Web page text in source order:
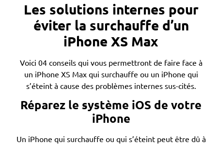
Les solutions internes pour
éviter la surchauffe d’un
iPhone XS Max
Voici 04 conseils qui vous permettront de faire face à
un iPhone XS Max qui surchauffe ou un iPhone qui
s’éteint à cause des problèmes internes sus-cités.
Réparez le système iOS de votre
iPhone
Un iPhone qui surchauffe ou qui s’éteint peut être dû à